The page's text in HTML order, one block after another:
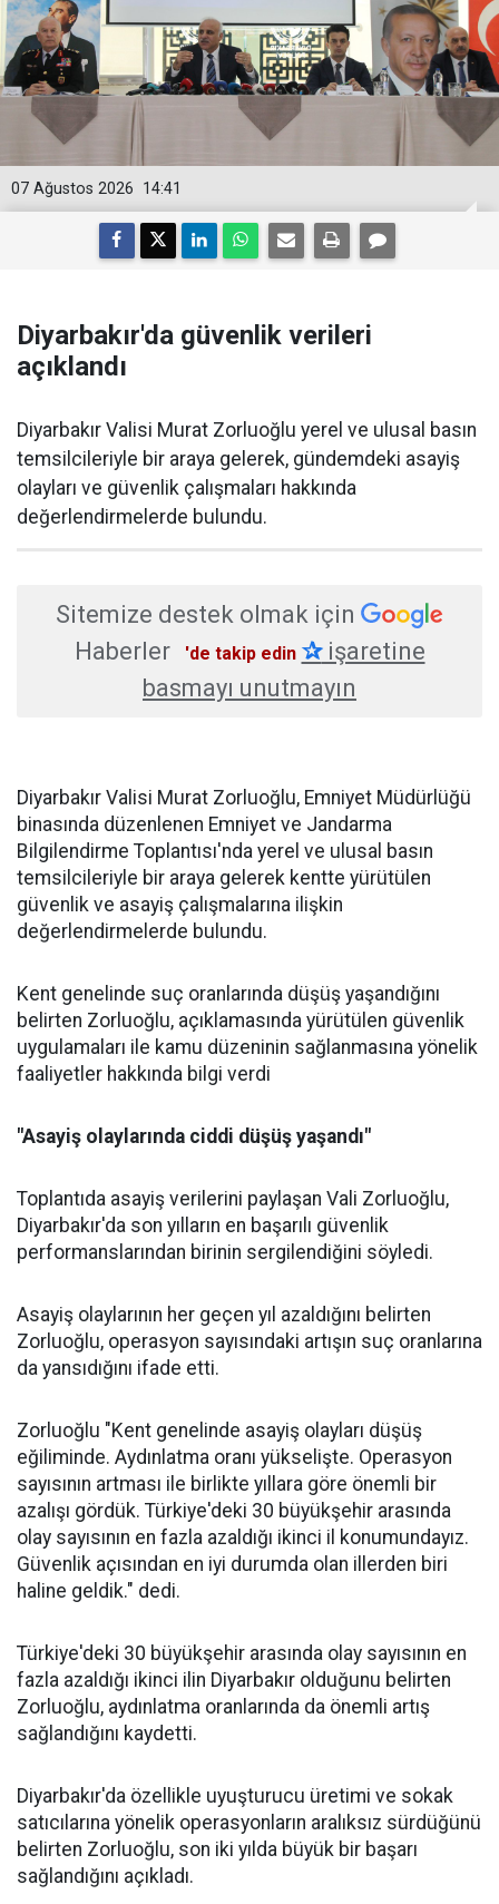
14:41
07 Ağustos 2026
Diyarbakır'da güvenlik verileri
açıklandı
Diyarbakır Valisi Murat Zorluoğlu yerel ve ulusal basın
temsilcileriyle bir araya gelerek, gündemdeki asayiş
olayları ve güvenlik çalışmaları hakkında
değerlendirmelerde bulundu.
Sitemize destek olmak için
Haberler
'de takip edin ✰işaretine
basmayı unutmayın
Diyarbakır Valisi Murat Zorluoğlu, Emniyet Müdürlüğü
binasında düzenlenen Emniyet ve Jandarma
Bilgilendirme Toplantısı'nda yerel ve ulusal basın
temsilcileriyle bir araya gelerek kentte yürütülen
güvenlik ve asayiş çalışmalarına ilişkin
değerlendirmelerde bulundu.
Kent genelinde suç oranlarında düşüş yaşandığını
belirten Zorluoğlu, açıklamasında yürütülen güvenlik
uygulamaları ile kamu düzeninin sağlanmasına yönelik
faaliyetler hakkında bilgi verdi
"Asayiş olaylarında ciddi düşüş yaşandı"
Toplantıda asayiş verilerini paylaşan Vali Zorluoğlu,
Diyarbakır'da son yılların en başarılı güvenlik
performanslarından birinin sergilendiğini söyledi.
Asayiş olaylarının her geçen yıl azaldığını belirten
Zorluoğlu, operasyon sayısındaki artışın suç oranlarına
da yansıdığını ifade etti.
Zorluoğlu "Kent genelinde asayiş olayları düşüş
eğiliminde. Aydınlatma oranı yükselişte. Operasyon
sayısının artması ile birlikte yıllara göre önemli bir
azalışı gördük. Türkiye'deki 30 büyükşehir arasında
olay sayısının en fazla azaldığı ikinci il konumundayız.
Güvenlik açısından en iyi durumda olan illerden biri
haline geldik." dedi.
Türkiye'deki 30 büyükşehir arasında olay sayısının en
fazla azaldığı ikinci ilin Diyarbakır olduğunu belirten
Zorluoğlu, aydınlatma oranlarında da önemli artış
sağlandığını kaydetti.
Diyarbakır'da özellikle uyuşturucu üretimi ve sokak
satıcılarına yönelik operasyonların aralıksız sürdüğünü
belirten Zorluoğlu, son iki yılda büyük bir başarı
sağlandığını açıkladı.